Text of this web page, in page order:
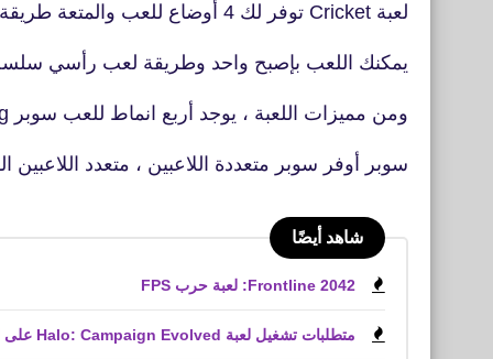
لعبة Cricket توفر لك 4 أوضاع للعب والمتعة طريقة لعب سهله
يمكنك اللعب بإصبح واحد وطريقة لعب رأسي
ومن مميزات اللعبة ، يوجد أربع انماط للعب سوبر Slog سوبر تشيس
سوبر أوفر سوبر متعددة اللاعبين ، متعدد اللاعبين
شاهد أيضًا
Frontline 2042: لعبة حرب FPS
متطلبات تشغيل لعبة Halo: Campaign Evolved على الكمبيوتر الشخصي